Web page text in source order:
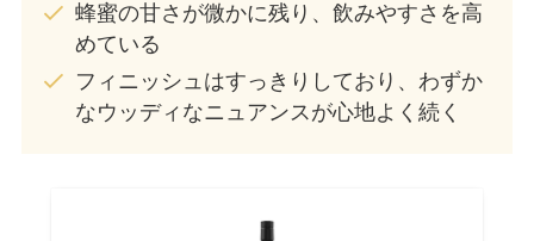
蜂蜜の甘さが微かに残り、飲みやすさを高
めている
フィニッシュはすっきりしており、わずか
なウッディなニュアンスが心地よく続く